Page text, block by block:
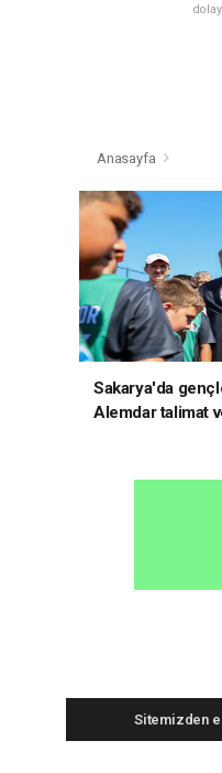
Anasayfa
Sakarya'da
Alemdar talimat
Sitemizden